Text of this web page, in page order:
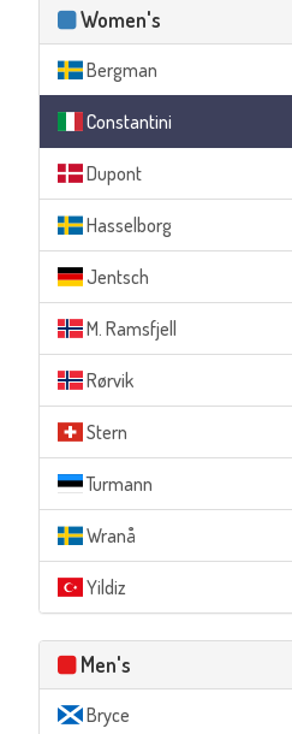
Women's
Bergman
Constantini
Dupont
Hasselborg
Jentsch
M. Ramsfjell
Rørvik
Stern
Turmann
Wranå
Yildiz
Men's
Bryce